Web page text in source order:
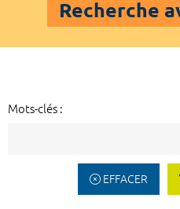
Recherche
Mots-clés :
EFFACER